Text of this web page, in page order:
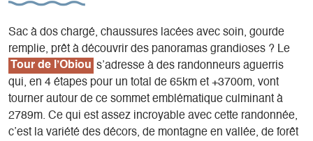
Sac à dos chargé, chaussures lacées avec soin, gourde
remplie, prêt à découvrir des panoramas grandioses ? Le
Tour de l’Obiou s’adresse à des randonneurs aguerris
qui, en 4 étapes pour un total de 65km et +3700m, vont
tourner autour de ce sommet emblématique culminant à
2789m. Ce qui est assez incroyable avec cette randonnée,
c’est la variété des décors, de montagne en vallée, de forêt